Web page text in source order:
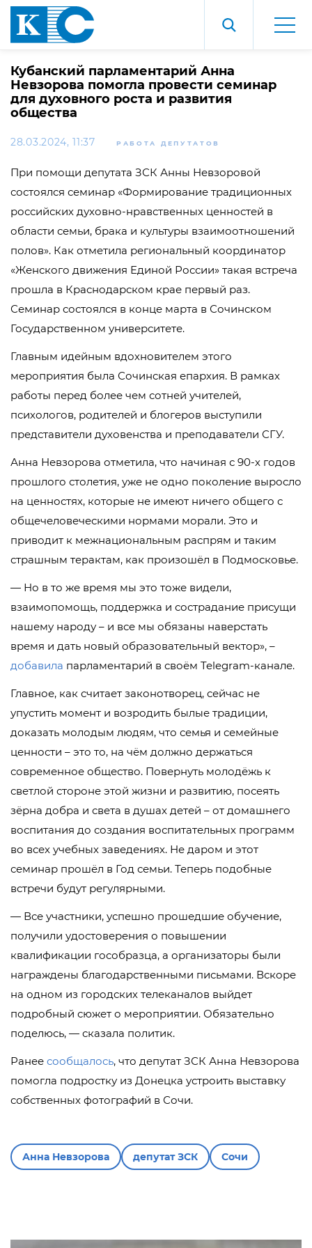
Кубанский парламентарий Анна
Невзорова помогла провести семинар
для духовного роста и развития
общества
28.03.2024, 11:37 РАБОТА ДЕПУТАТОВ
При помощи депутата ЗСК Анны Невзоровой
состоялся семинар «Формирование традиционных
российских духовно-нравственных ценностей в
области семьи, брака и культуры взаимоотношений
полов». Как отметила региональный координатор
«Женского движения Единой России» такая встреча
прошла в Краснодарском крае первый раз.
Семинар состоялся в конце марта в Сочинском
Государственном университете.
Главным идейным вдохновителем этого
мероприятия была Сочинская епархия. В рамках
работы перед более чем сотней учителей,
психологов, родителей и блогеров выступили
представители духовенства и преподаватели СГУ.
Анна Невзорова отметила, что начиная с 90-х годов
прошлого столетия, уже не одно поколение выросло
на ценностях, которые не имеют ничего общего с
общечеловеческими нормами морали. Это и
приводит к межнациональным распрям и таким
страшным терактам, как произошёл в Подмосковье.
— Но в то же время мы это тоже видели,
взаимопомощь, поддержка и сострадание присущи
нашему народу – и все мы обязаны наверстать
время и дать новый образовательный вектор», –
добавила парламентарий в своём Telegram-канале.
Главное, как считает законотворец, сейчас не
упустить момент и возродить былые традиции,
доказать молодым людям, что семья и семейные
ценности – это то, на чём должно держаться
современное общество. Повернуть молодёжь к
светлой стороне этой жизни и развитию, посеять
зёрна добра и света в душах детей – от домашнего
воспитания до создания воспитательных программ
во всех учебных заведениях. Не даром и этот
семинар прошёл в Год семьи. Теперь подобные
встречи будут регулярными.
— Все участники, успешно прошедшие обучение,
получили удостоверения о повышении
квалификации гособразца, а организаторы были
награждены благодарственными письмами. Вскоре
на одном из городских телеканалов выйдет
подробный сюжет о мероприятии. Обязательно
поделюсь, — сказала политик.
Ранее сообщалось, что депутат ЗСК Анна Невзорова
помогла подростку из Донецка устроить выставку
собственных фотографий в Сочи.
Анна Невзорова депутат ЗСК Сочи